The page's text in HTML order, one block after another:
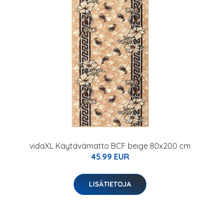
vidaXL Käytävämatto BCF beige 80x200 cm
45.99 EUR
LISÄTIETOJA